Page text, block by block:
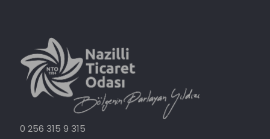
0 256 315 9 315